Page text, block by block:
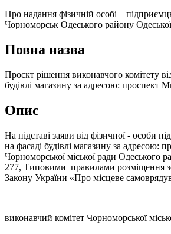
Про надання фізичній особі –
Чорноморськ Одеського району Одеської
Повна назва
Проєкт рішення виконавчого комітету
будівлі магазину за адресою: проспект
Опис
На підставі заяви від фізичної -
на фасаді будівлі магазину за
Чорноморської міської ради Одеського
277, Типовими правилами розміщення
Закону України «Про місцеве
виконавчий комітет Чорноморської